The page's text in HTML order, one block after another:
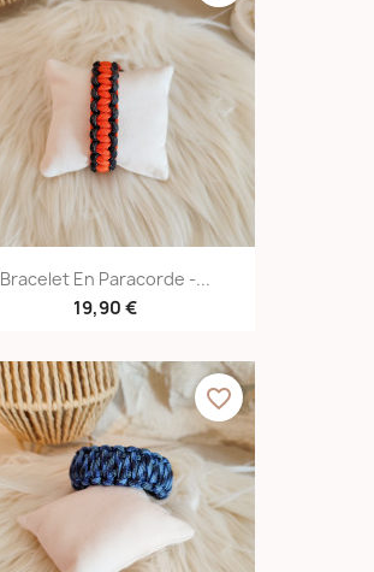
Bracelet En Paracorde -...
19,90 €
favorite_border